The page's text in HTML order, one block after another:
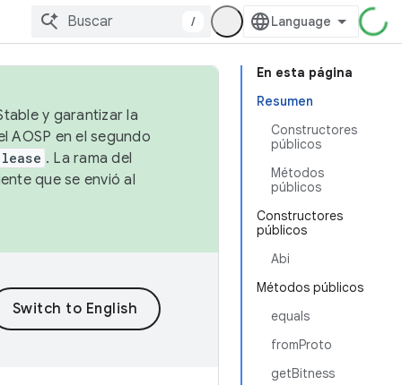
/
En esta página
Resumen
Constructores
públicos
Métodos
públicos
Constructores
públicos
Abi
Métodos públicos
equals
fromProto
getBitness
y garantizar la
AOSP en el segundo
. La rama del
que se envió al